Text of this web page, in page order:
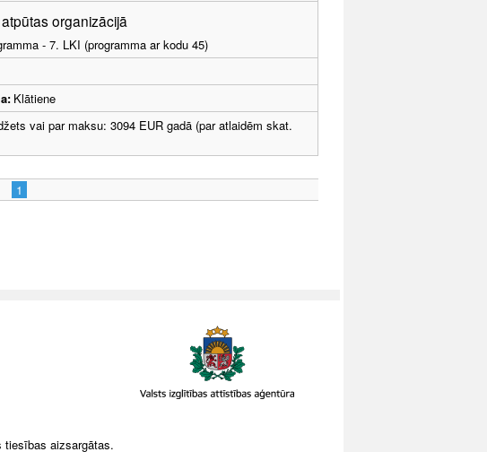
organizācijā
- 7. LKI (programma ar kodu 45)
Klātiene
vai par maksu: 3094 EUR gadā (par atlaidēm skat.
1
aizsargātas.